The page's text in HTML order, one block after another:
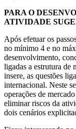
PARA O
ATIVIDADE
Após efetuar os
no mínimo 4 e no
desenvolvimento,
ligadas a estrutura de
insere, as questões
internacional. Neste
operações de
eliminar riscos da
dois cenários